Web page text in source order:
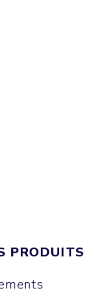
PRODUITS